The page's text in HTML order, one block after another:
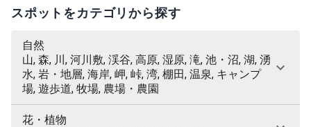
スポットをカテゴリから探す
自然
山, 森, 川, 河川敷, 渓谷, 高原, 湿原, 滝, 池・沼, 湖, 湧
水, 岩・地層, 海岸, 岬, 峠, 湾, 棚田, 温泉, キャンプ
場, 遊歩道, 牧場, 農場・農園
花・植物